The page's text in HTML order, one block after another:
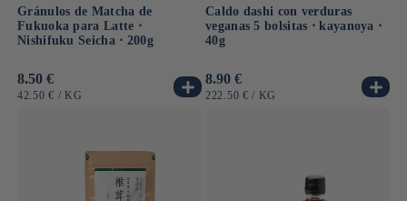
Gránulos de Matcha de
Fukuoka para Latte ⋅
Nishifuku Seicha ⋅ 200g
Precio
habitual
8.50 €
PRECIO
42.50 € / POR
KG
Caldo dashi con verduras
veganas 5 bolsitas ⋅ kayanoya ⋅
40g
Precio
habitual
8.90 €
PRECIO
222.50 € / POR
KG